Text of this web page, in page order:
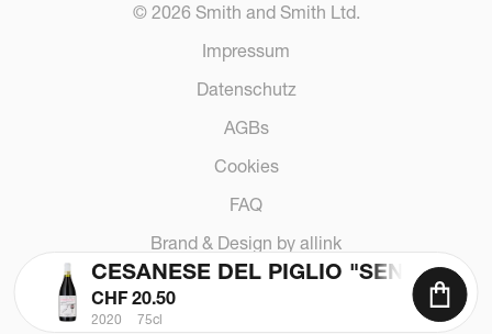
CESANESE DEL PIGLIO "SENZA
CHF20.50
2020 75cl
© 2026 Smith and Smith Ltd.
Impressum
Datenschutz
AGBs
Cookies
FAQ
Brand & Design by allink